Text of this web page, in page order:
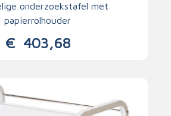
onderzoekstafel met
papierrolhouder
€403,68